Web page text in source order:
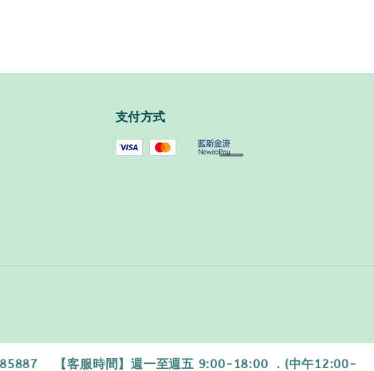
支付方式
【客服時間】週一至週五 9:00-18:00 ．(中午12:00-